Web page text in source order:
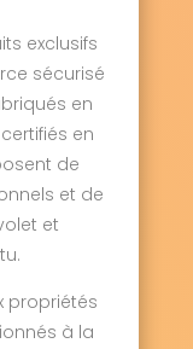
exclusifs
sécurisé
en
en
de
et de
et
propriétés
à la